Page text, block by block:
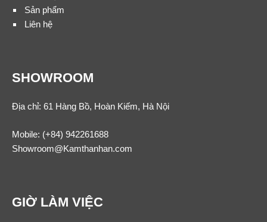
Sản phẩm
Liên hệ
SHOWROOM
Địa chỉ: 61 Hàng Bồ, Hoàn Kiếm, Hà Nội
Mobile: (+84) 942261688
Showroom@Kamthanhan.com
GIỜ LÀM VIỆC